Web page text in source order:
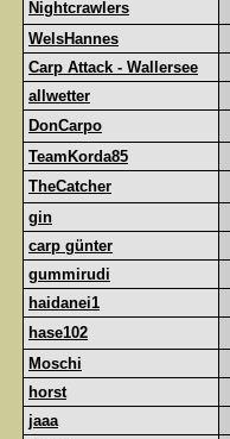
Nightcrawlers
WelsHannes
Carp Attack - Wallersee
allwetter
DonCarpo
TeamKorda85
TheCatcher
gin
carp günter
gummirudi
haidanei1
hase102
Moschi
horst
jaaa